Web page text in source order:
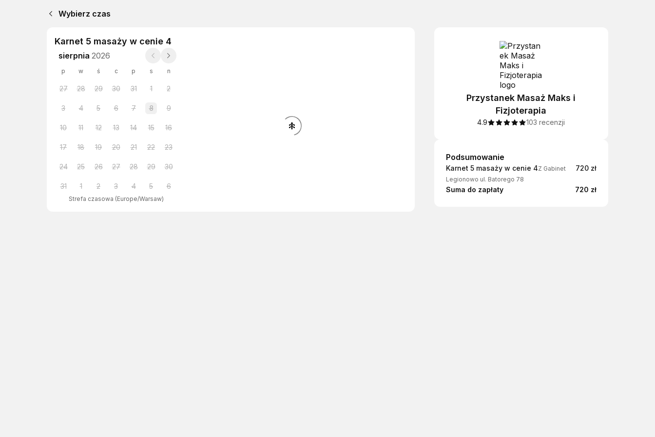
Wybierz czas
Karnet 5 masaży w cenie 4
sierpnia 2026
p w ś c p s n
27 28 29 30 31 1 2
3 4 5 6 7 8 9
10 11 12 13 14 15 16
17 18 19 20 21 22 23
24 25 26 27 28 29 30
31 1 2 3 4 5 6
Strefa czasowa (Europe/Warsaw)
Przystanek Masaż Maks i
Fizjoterapia
4.9 103 recenzji
Podsumowanie
Podsumowanie
Karnet 5 masaży w cenie 4Z Gabinet
Legionowo ul. Batorego 78
720 zł
Suma do zapłaty 720 zł